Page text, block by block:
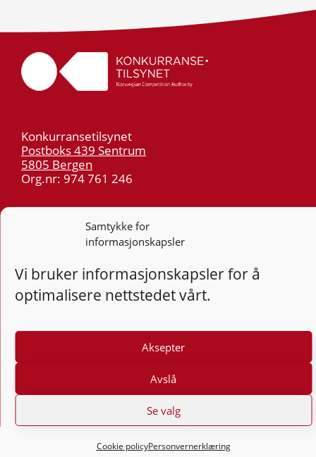
Samtykke for
informasjonskapsler
Vi bruker informasjonskapsler for å
optimalisere nettstedet vårt.
Aksepter
Avslå
Se valg
Cookie policyPersonvernerklæring
Konkurransetilsynet
Postboks 439 Sentrum
5805 Bergen
Org.nr: 974 761 246
post@kt.no